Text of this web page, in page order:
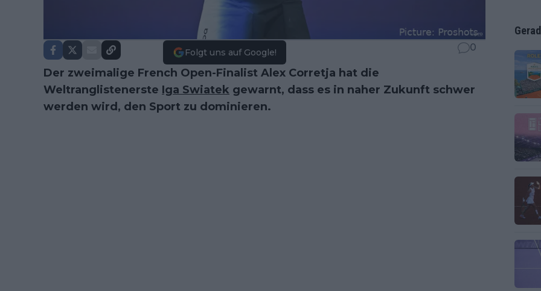
Folgt uns auf Google! 0
Der zweimalige French Open-Finalist Alex Corretja hat die
Weltranglistenerste Iga Swiatek gewarnt, dass es in naher Zukunft schwer
werden wird, den Sport zu dominieren.